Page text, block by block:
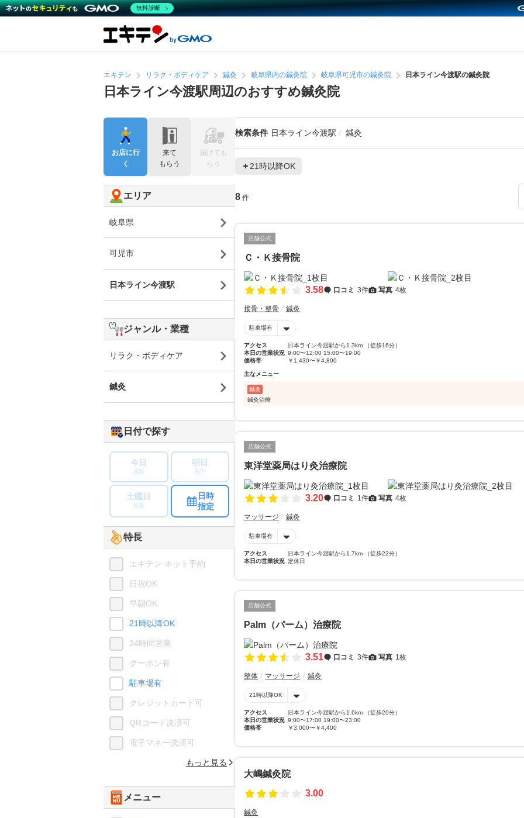
エキテン リラク・ボディケア 鍼灸 岐阜県内の鍼灸院 岐阜県可児市の鍼灸院 日本ライン今渡駅の鍼灸院
日本ライン今渡駅周辺のおすすめ鍼灸院
検索条件 日本ライン今渡駅 鍼灸
21時以降OK
8 件
店舗公式
Ｃ・Ｋ接骨院
3.58 口コミ 3件 写真 4枚
接骨・整骨 鍼灸
駐車場有
アクセス
日本ライン今渡駅から1.3km （徒歩16分）
本日の営業状況 9:00〜12:00 15:00〜19:00
価格帯
￥1,430〜￥4,800
主なメニュー
鍼灸
鍼灸治療
店舗公式
東洋堂薬局はり灸治療院
3.20 口コミ 1件 写真 4枚
マッサージ 鍼灸
駐車場有
アクセス
日本ライン今渡駅から1.7km （徒歩22分）
本日の営業状況 定休日
店舗公式
Palm（パーム）治療院
3.51 口コミ 3件 写真 1枚
整体 マッサージ 鍼灸
21時以降OK
アクセス
日本ライン今渡駅から1.6km （徒歩20分）
本日の営業状況 9:00〜17:00 19:00〜23:00
価格帯
￥3,000〜￥4,400
大嶋鍼灸院
3.00
鍼灸
お店に行
く
来て
もらう
届けても
らう
エリア
岐阜県
可児市
日本ライン今渡駅
ジャンル・業種
リラク・ボディケア
鍼灸
日付で探す
今日
8/6
明日
8/7
土曜日
8/8
日時
指定
特長
エキテン ネット予約
日祝OK
早朝OK
21時以降OK
24時間営業
クーポン有
駐車場有
クレジットカード可
QRコード決済可
電子マネー決済可
もっと見る
メニュー
無料診断